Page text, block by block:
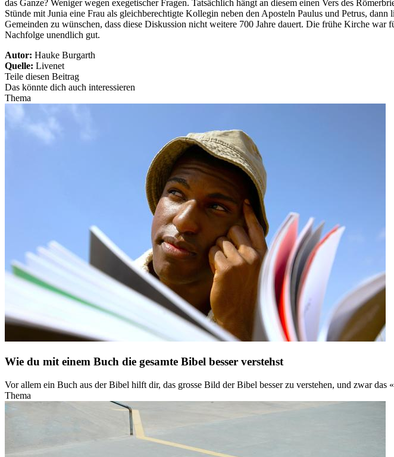
das Ganze? Weniger wegen exegetischer Fragen. Tatsächlich hängt an diesem einen Vers des
Stünde mit Junia eine Frau als gleichberechtigte Kollegin neben den Aposteln Paulus und Petrus,
Gemeinden zu wünschen, dass diese Diskussion nicht weitere 700 Jahre dauert. Die frühe Kirche
Nachfolge unendlich gut.
Autor: Hauke Burgarth
Quelle: Livenet
Teile diesen Beitrag
Das könnte dich auch interessieren
Thema
Wie du mit einem Buch die gesamte Bibel besser verstehst
Vor allem ein Buch aus der Bibel hilft dir, das grosse Bild der Bibel besser zu verstehen, und zwar
Thema